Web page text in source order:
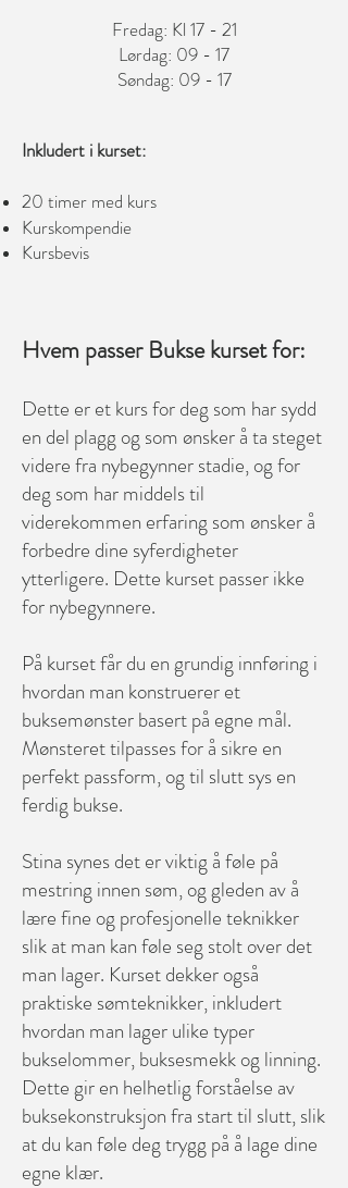
Fredag: Kl 17 - 21
Lørdag: 09 - 17
Søndag: 09 - 17
Inkludert i kurset:
20 timer med kurs
Kurskompendie
Kursbevis
Hvem passer Bukse kurset for:
Dette er et kurs for deg som har sydd
en del plagg og som ønsker å ta steget
videre fra nybegynner stadie, og for
deg som har middels til
viderekommen erfaring som ønsker å
forbedre dine syferdigheter
ytterligere. Dette kurset passer ikke
for nybegynnere.
På kurset får du en grundig innføring i
hvordan man konstruerer et
buksemønster basert på egne mål.
Mønsteret tilpasses for å sikre en
perfekt passform, og til slutt sys en
ferdig bukse.
Stina synes det er viktig å føle på
mestring innen søm, og gleden av å
lære fine og profesjonelle teknikker
slik at man kan føle seg stolt over det
man lager. Kurset dekker også
praktiske sømteknikker, inkludert
hvordan man lager ulike typer
bukselommer, buksesmekk og linning.
Dette gir en helhetlig forståelse av
buksekonstruksjon fra start til slutt, slik
at du kan føle deg trygg på å lage dine
egne klær.​